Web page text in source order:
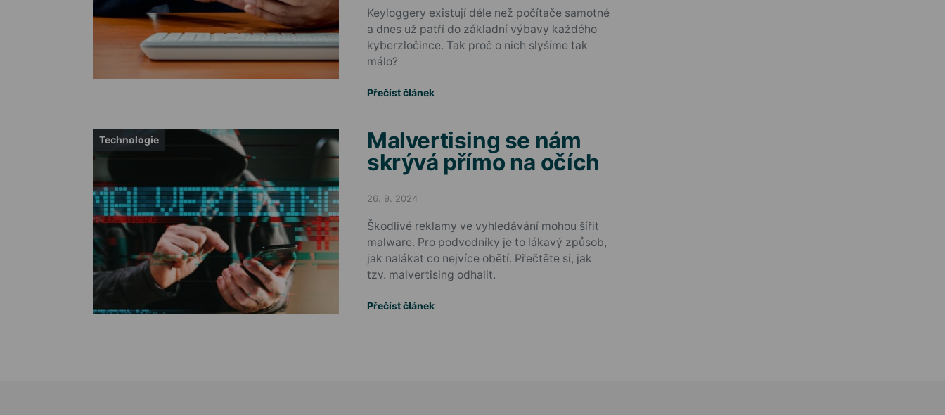
Keyloggery existují déle než počítače samotné
a dnes už patří do základní výbavy každého
kyberzločince. Tak proč o nich slyšíme tak
málo?
Přečíst článek
Technologie Malvertising se nám
skrývá přímo na očích
Posted on
26. 9. 2024
Škodlivé reklamy ve vyhledávání mohou šířit
malware. Pro podvodníky je to lákavý způsob,
jak nalákat co nejvíce obětí. Přečtěte si, jak
tzv. malvertising odhalit.
Přečíst článek